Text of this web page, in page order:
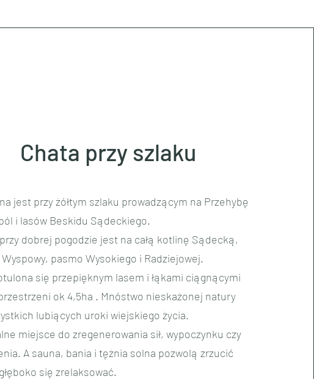
Chata przy szlaku
jest przy żółtym szlaku prowadzącym na Przehybę
i lasów Beskidu Sądeckiego.
dobrej pogodzie jest na całą kotlinę Sądecką,
pasmo Wysokiego i Radziejowej.
się przepięknym lasem i łąkami ciągnącymi
ok 4,5ha . Mnóstwo nieskażonej natury
lubiących uroki wiejskiego życia.
miejsce do zregenerowania sił, wypoczynku czy
A sauna, bania i tężnia solna pozwolą zrzucić
się zrelaksować.